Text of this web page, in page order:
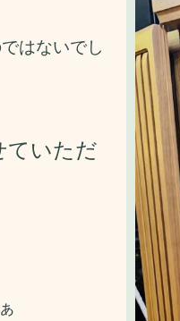
はないでし
ていただ